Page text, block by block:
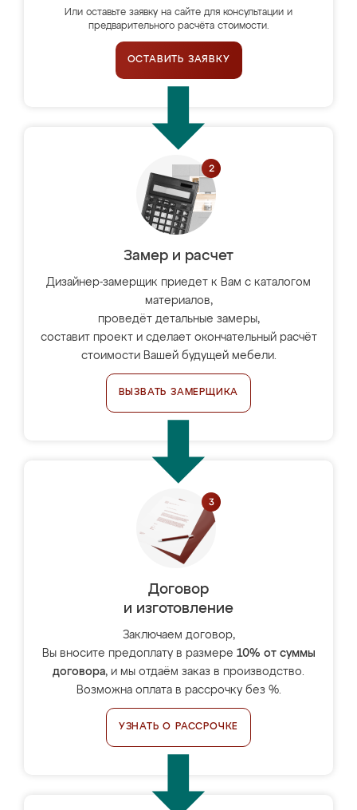
Или оставьте заявку на сайте для консультации и
предварительного расчёта стоимости.
ОСТАВИТЬ ЗАЯВКУ
Замер и расчет
Дизайнер-замерщик приедет к Вам с каталогом
материалов,
проведёт детальные замеры,
составит проект и сделает окончательный расчёт
стоимости Вашей будущей мебели.
ВЫЗВАТЬ ЗАМЕРЩИКА
Договор
и изготовление
Заключаем договор,
Вы вносите предоплату в размере 10% от суммы
договора, и мы отдаём заказ в производство.
Возможна оплата в рассрочку без %.
УЗНАТЬ О РАССРОЧКЕ